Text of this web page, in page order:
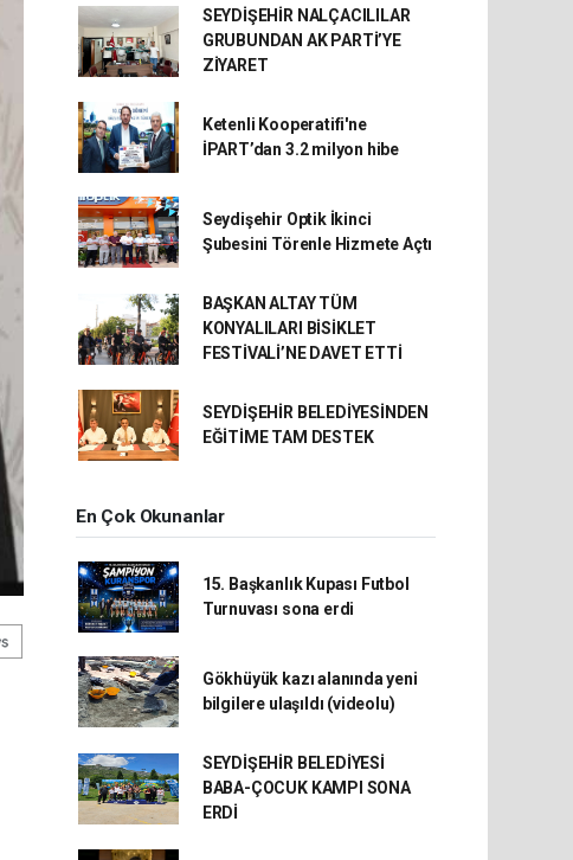
SEYDİŞEHİR NALÇACILILAR
GRUBUNDAN AK PARTİ’YE
ZİYARET
Ketenli Kooperatifi'ne
İPART’dan 3.2 milyon hibe
Seydişehir Optik İkinci
Şubesini Törenle Hizmete Açtı
BAŞKAN ALTAY TÜM
KONYALILARI BİSİKLET
FESTİVALİ’NE DAVET ETTİ
SEYDİŞEHİR BELEDİYESİNDEN
EĞİTİME TAM DESTEK
En Çok Okunanlar
15. Başkanlık Kupası Futbol
Turnuvası sona erdi
Gökhüyük kazı alanında yeni
bilgilere ulaşıldı (videolu)
SEYDİŞEHİR BELEDİYESİ
BABA-ÇOCUK KAMPI SONA
ERDİ